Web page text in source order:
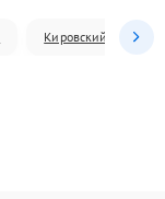
Кировский